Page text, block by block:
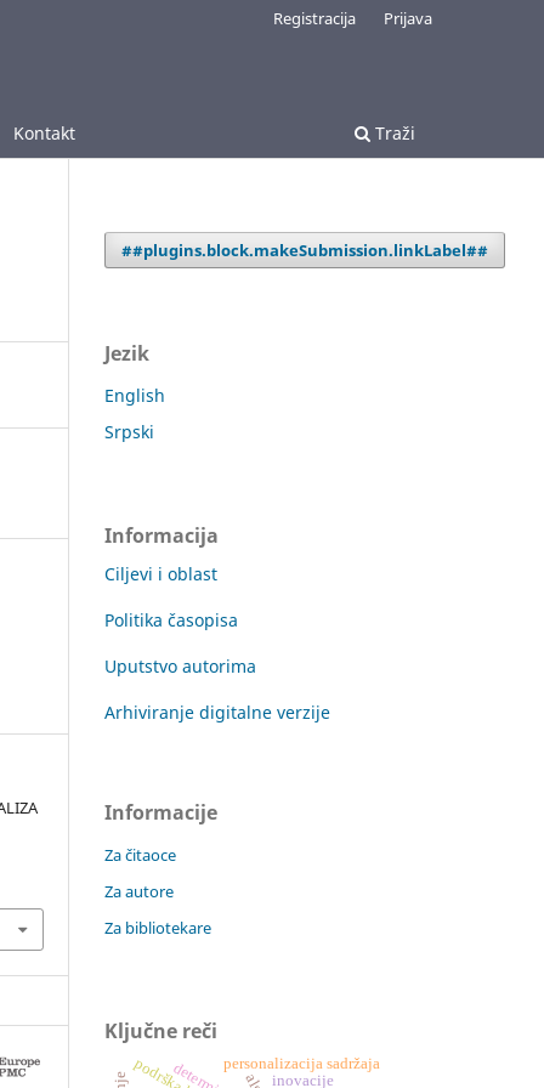
Kontakt Traži
Registracija Prijava
##plugins.block.makeSubmission.linkLabel##
Jezik
English
Srpski
Informacija
Ciljevi i oblast
Politika časopisa
Uputstvo autorima
Arhiviranje digitalne verzije
Informacije
Za čitaoce
Za autore
Za bibliotekare
Ključne reči
personalizacija sadržaja
inovacije